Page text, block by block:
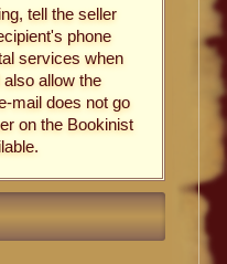
tell the seller
phone
services when
allow the
mail does not go
on the Bookinist